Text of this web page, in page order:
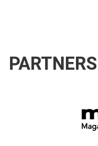
PARTNERS